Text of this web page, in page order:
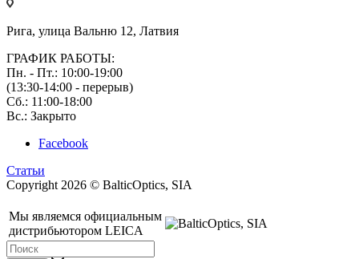
Рига, улица Вальню 12, Латвия
ГРАФИК РАБОТЫ:
Пн. - Пт.: 10:00-19:00
(13:30-14:00 - перерыв)
Сб.: 11:00-18:00
Вс.: Закрыто
Facebook
Статьи
Copyright 2026 © BalticOptics, SIA
Мы являемся официальным
дистрибьютором LEICA